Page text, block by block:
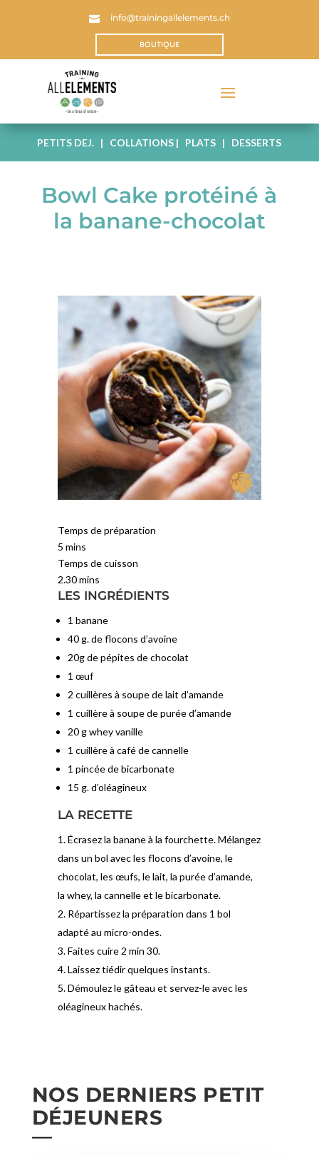
 info@trainingallelements.ch
BOUTIQUE
PETITS DEJ. | COLLATIONS | PLATS | DESSERTS
Bowl Cake protéiné à
la banane-chocolat
Temps de préparation
5 mins
Temps de cuisson
2.30 mins
LES INGRÉDIENTS
1 banane
40 g. de flocons d’avoine
20g de pépites de chocolat
1 œuf
2 cuillères à soupe de lait d’amande
1 cuillère à soupe de purée d’amande
20 g whey vanille
1 cuillère à café de cannelle
1 pincée de bicarbonate
15 g. d’oléagineux
LA RECETTE
Écrasez la banane à la fourchette. Mélangez
dans un bol avec les flocons d’avoine, le
chocolat, les œufs, le lait, la purée d’amande,
la whey, la cannelle et le bicarbonate.
Répartissez la préparation dans 1 bol
adapté au micro-ondes.
Faites cuire 2 min 30.
Laissez tiédir quelques instants.
Démoulez le gâteau et servez-le avec les
oléagineux hachés.
NOS DERNIERS PETIT
DÉJEUNERS